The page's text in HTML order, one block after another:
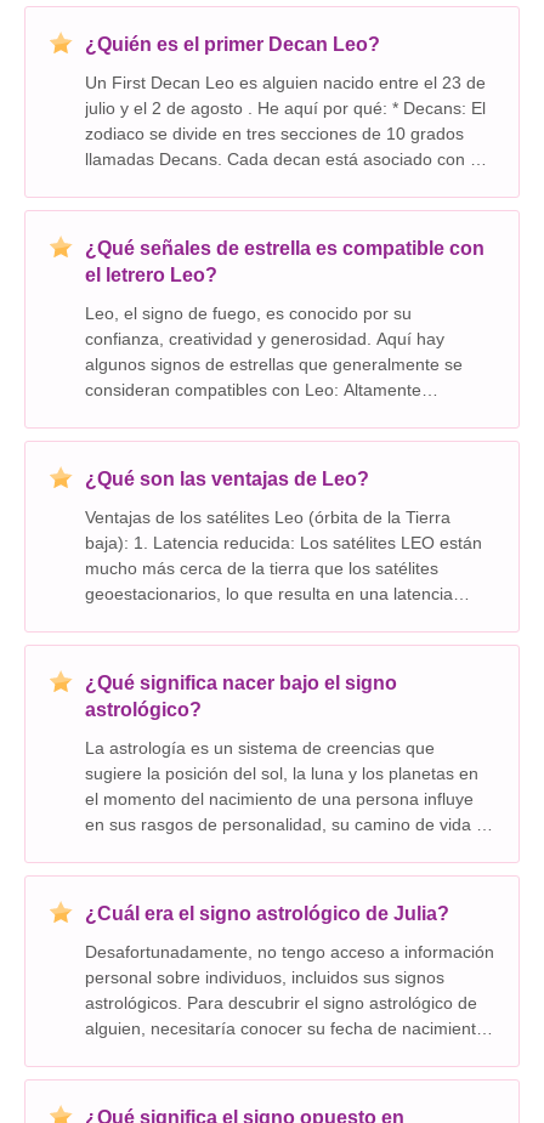
asocian con el signo del zodiaco Leo.
¿Quién es el primer Decan Leo?
Un First Decan Leo es alguien nacido entre el 23 de
julio y el 2 de agosto . He aquí por qué: * Decans: El
zodiaco se divide en tres secciones de 10 grados
llamadas Decans. Cada decan está asociado con un
características de los nacidos dentr
¿Qué señales de estrella es compatible con
el letrero Leo?
Leo, el signo de fuego, es conocido por su
confianza, creatividad y generosidad. Aquí hay
algunos signos de estrellas que generalmente se
consideran compatibles con Leo: Altamente
compartiendo una pasión por la vida, la aventura y la
emoción. Este
¿Qué son las ventajas de Leo?
Ventajas de los satélites Leo (órbita de la Tierra
baja): 1. Latencia reducida: Los satélites LEO están
mucho más cerca de la tierra que los satélites
geoestacionarios, lo que resulta en una latencia
los hace ideales para aplicaciones como: *
¿Qué significa nacer bajo el signo
astrológico?
La astrología es un sistema de creencias que
sugiere la posición del sol, la luna y los planetas en
el momento del nacimiento de una persona influye
en sus rasgos de personalidad, su camino de vida y
astrología no es un sistema científicamente probado.
¿Cuál era el signo astrológico de Julia?
Desafortunadamente, no tengo acceso a información
personal sobre individuos, incluidos sus signos
astrológicos. Para descubrir el signo astrológico de
alguien, necesitaría conocer su fecha de nacimiento.
proporcione más contexto o información, como su no
¿Qué significa el signo opuesto en